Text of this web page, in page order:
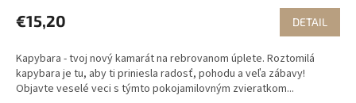
€15,20 DETAIL
Kapybara - tvoj nový kamarát na rebrovanom úplete. Roztomilá
kapybara je tu, aby ti priniesla radosť, pohodu a veľa zábavy!
Objavte veselé veci s týmto pokojamilovným zvieratkom...